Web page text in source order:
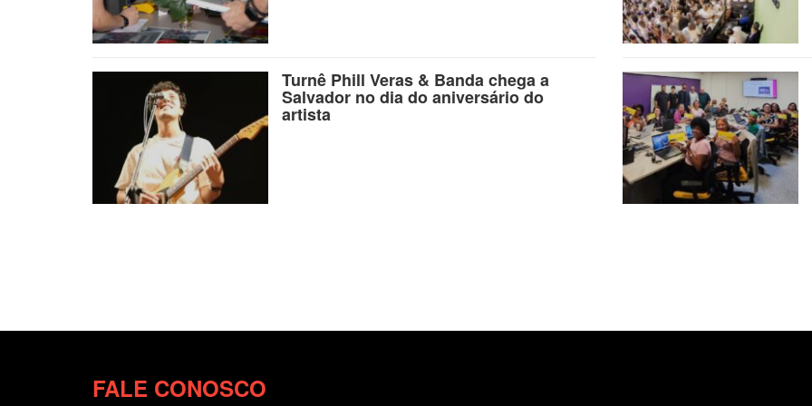
Turnê Phill Veras & Banda chega a
Salvador no dia do aniversário do
artista
FALE CONOSCO